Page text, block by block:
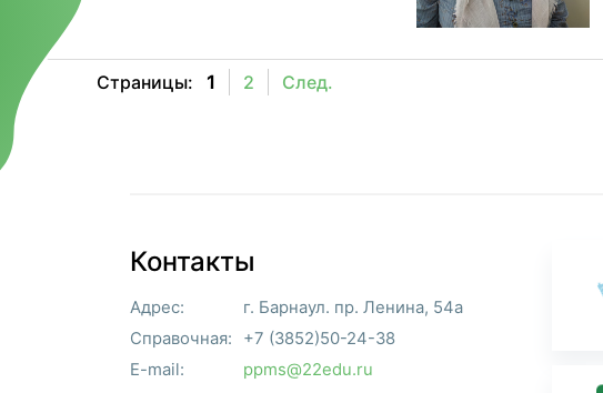
Страницы: 1 2 След.
Контакты
Адрес:
г. Барнаул. пр. Ленина, 54а
Справочная:
+7 (3852)50-24-38
E-mail:
ppms@22edu.ru